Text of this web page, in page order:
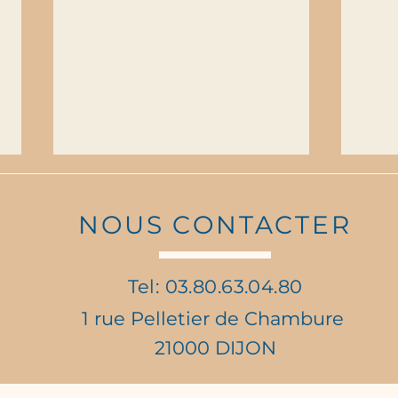
Brigade Verte - Vendredi
NOUS CONTACTER
Tel: 03.80.63.04.80
1 rue Pelletier de Chambure
21000 DIJON